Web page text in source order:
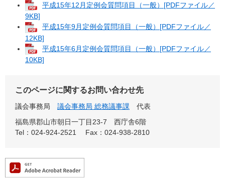
平成15年12月定例会質問項目（一般）[PDFファイル／
9KB]
平成15年9月定例会質問項目（一般）[PDFファイル／
12KB]
平成15年6月定例会質問項目（一般）[PDFファイル／
10KB]
このページに関するお問い合わせ先
議会事務局 議会事務局 総務議事課
代表
福島県郡山市朝日一丁目23-7 西庁舎6階
Tel：024-924-2521
Fax：024-938-2810